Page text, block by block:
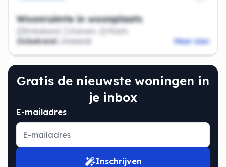
Woonruimte in woonplaats
Onbekend Kamers
Plaats
Onbekend
/maand Meer zien
Gratis de nieuwste woningen in
je inbox
E-mailadres
Inschrijven